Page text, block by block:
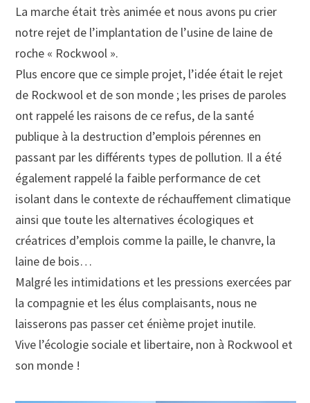
La marche était très animée et nous avons pu crier
notre rejet de l’implantation de l’usine de laine de
roche « Rockwool ».
Plus encore que ce simple projet, l’idée était le rejet
de Rockwool et de son monde ; les prises de paroles
ont rappelé les raisons de ce refus, de la santé
publique à la destruction d’emplois pérennes en
passant par les différents types de pollution. Il a été
également rappelé la faible performance de cet
isolant dans le contexte de réchauffement climatique
ainsi que toute les alternatives écologiques et
créatrices d’emplois comme la paille, le chanvre, la
laine de bois…
Malgré les intimidations et les pressions exercées par
la compagnie et les élus complaisants, nous ne
laisserons pas passer cet énième projet inutile.
Vive l’écologie sociale et libertaire, non à Rockwool et
son monde !